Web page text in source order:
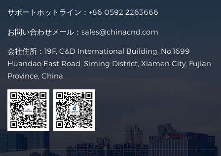
サポートホットライン： +86 0592 2263666
お問い合わせメール： sales@chinacnd.com
会社住所：19F, C&D International Building, No.1699
Huandao East Road, Siming District, Xiamen City, Fujian
Province, China